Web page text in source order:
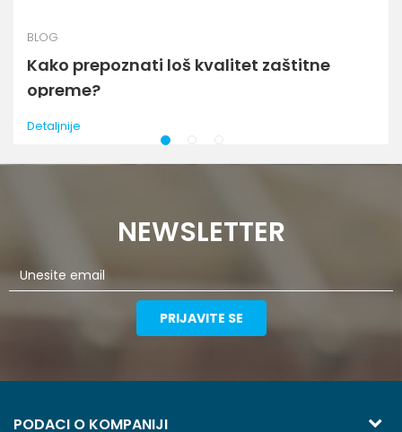
BLOG
Kako prepoznati loš kvalitet zaštitne
opreme?
Detaljnije
1
NEWSLETTER
PRIJAVITE SE
PODACI O KOMPANIJI